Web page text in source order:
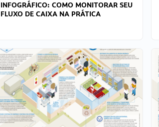
INFOGRÁFICO: COMO MONITORAR SEU
FLUXO DE CAIXA NA PRÁTICA